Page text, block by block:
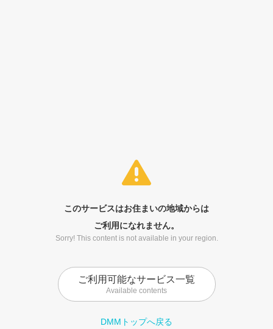
このサービスはお住まいの地域からは
ご利用になれません。
Sorry! This content is not available in your region.
ご利用可能なサービス一覧
Available contents
DMMトップへ戻る